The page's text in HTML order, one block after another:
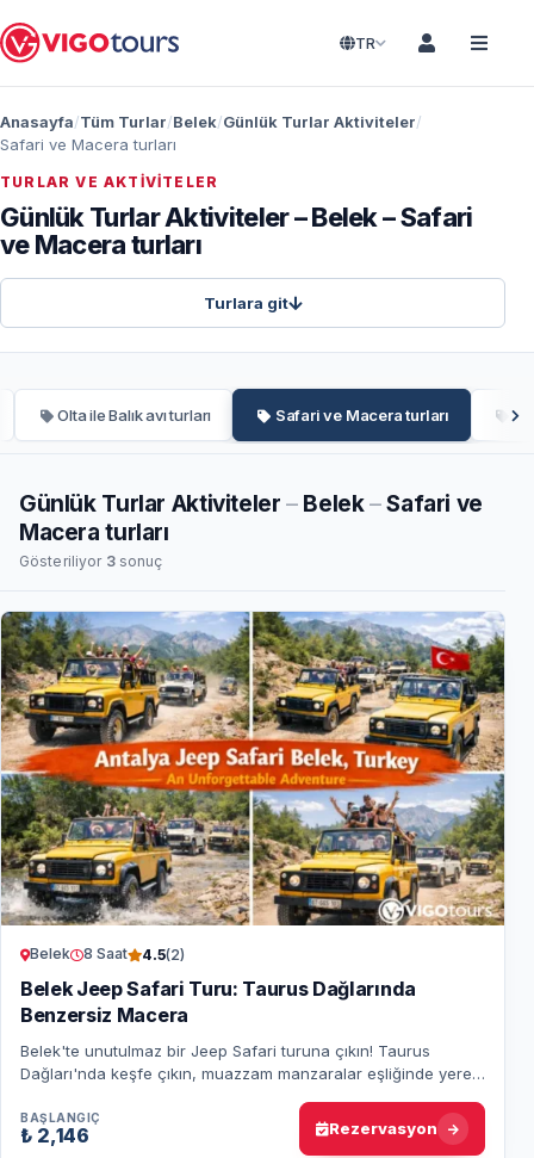
TR
Anasayfa Tüm Turlar Belek Günlük Turlar Aktiviteler
Safari ve Macera turları
TURLAR VE AKTIVITELER
Günlük Turlar Aktiviteler – Belek – Safari
ve Macera turları
Turlara git
Olta ile Balık avı turları Safari ve Macera turları
Günlük Turlar Aktiviteler–Belek–Safari ve
Macera turları
Gösteriliyor 3sonuç
Belek 8 Saat 4.5(2)
Belek Jeep Safari Turu: Taurus Dağlarında
Benzersiz Macera
Belek'te unutulmaz bir Jeep Safari turuna çıkın! Taurus
Dağları'nda keşfe çıkın, muazzam manzaralar eşliğinde yerel
BAŞLANGIÇ
₺ 2,146 Rezervasyon